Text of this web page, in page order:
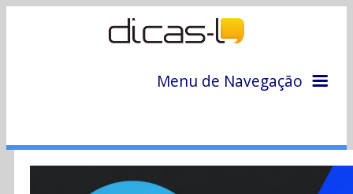
Menu de Navegação